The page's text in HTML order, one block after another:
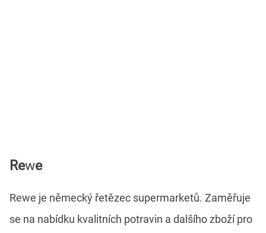
Rewe
Rewe je německý řetězec supermarketů. Zaměřuje
se na nabídku kvalitních potravin a dalšího zboží pro